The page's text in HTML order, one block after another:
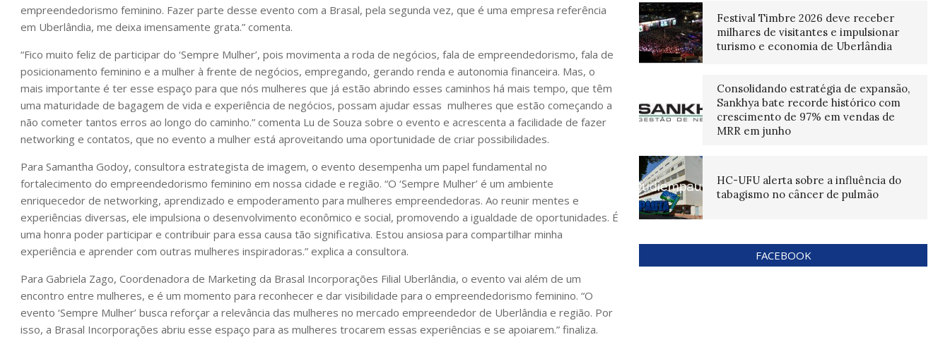
empreendedorismo feminino. Fazer parte desse evento com a Brasal, pela segunda vez, que é uma empresa referência
em Uberlândia, me deixa imensamente grata.” comenta.
“Fico muito feliz de participar do ‘Sempre Mulher’, pois movimenta a roda de negócios, fala de empreendedorismo, fala de
posicionamento feminino e a mulher à frente de negócios, empregando, gerando renda e autonomia financeira. Mas, o
mais importante é ter esse espaço para que nós mulheres que já estão abrindo esses caminhos há mais tempo, que têm
uma maturidade de bagagem de vida e experiência de negócios, possam ajudar essas mulheres que estão começando a
não cometer tantos erros ao longo do caminho.” comenta Lu de Souza sobre o evento e acrescenta a facilidade de fazer
networking e contatos, que no evento a mulher está aproveitando uma oportunidade de criar possibilidades.
Para Samantha Godoy, consultora estrategista de imagem, o evento desempenha um papel fundamental no
fortalecimento do empreendedorismo feminino em nossa cidade e região. “O ‘Sempre Mulher’ é um ambiente
enriquecedor de networking, aprendizado e empoderamento para mulheres empreendedoras. Ao reunir mentes e
experiências diversas, ele impulsiona o desenvolvimento econômico e social, promovendo a igualdade de oportunidades. É
uma honra poder participar e contribuir para essa causa tão significativa. Estou ansiosa para compartilhar minha
experiência e aprender com outras mulheres inspiradoras.” explica a consultora.
Para Gabriela Zago, Coordenadora de Marketing da Brasal Incorporações Filial Uberlândia, o evento vai além de um
encontro entre mulheres, e é um momento para reconhecer e dar visibilidade para o empreendedorismo feminino. “O
evento ‘Sempre Mulher’ busca reforçar a relevância das mulheres no mercado empreendedor de Uberlândia e região. Por
isso, a Brasal Incorporações abriu esse espaço para as mulheres trocarem essas experiências e se apoiarem.” finaliza.
Festival Timbre 2026 deve receber
milhares de visitantes e impulsionar
turismo e economia de Uberlândia
Consolidando estratégia de expansão,
Sankhya bate recorde histórico com
crescimento de 97% em vendas de
MRR em junho
HC-UFU alerta sobre a influência do
tabagismo no câncer de pulmão
FACEBOOK